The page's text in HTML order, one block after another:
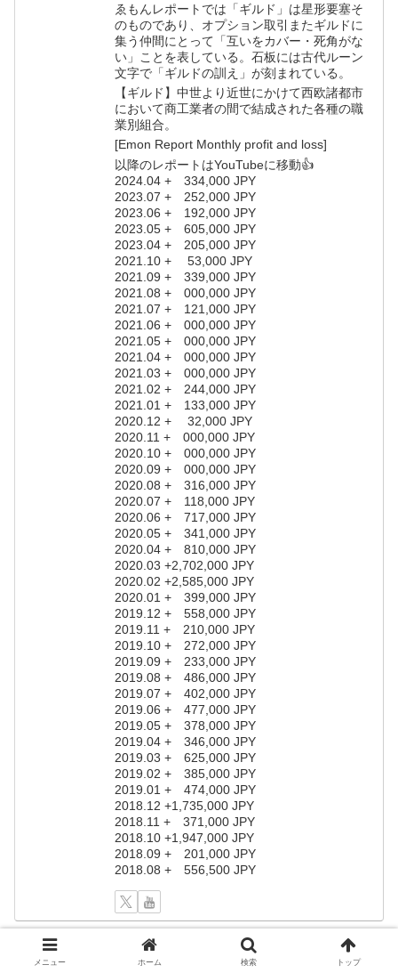
ゑもんレポートでは「ギルド」は星形要塞そ
のものであり、オプション取引またギルドに
集う仲間にとって「互いをカバー・死角がな
い」ことを表している。石板には古代ルーン
文字で「ギルドの訓え」が刻まれている。
【ギルド】中世より近世にかけて西欧諸都市
において商工業者の間で結成された各種の職
業別組合。
[Emon Report Monthly profit and loss]
以降のレポートはYouTubeに移動👍
2024.04 + 334,000 JPY
2023.07 + 252,000 JPY
2023.06 + 192,000 JPY
2023.05 + 605,000 JPY
2023.04 + 205,000 JPY
2021.10 + 53,000 JPY
2021.09 + 339,000 JPY
2021.08 + 000,000 JPY
2021.07 + 121,000 JPY
2021.06 + 000,000 JPY
2021.05 + 000,000 JPY
2021.04 + 000,000 JPY
2021.03 + 000,000 JPY
2021.02 + 244,000 JPY
2021.01 + 133,000 JPY
2020.12 + 32,000 JPY
2020.11 + 000,000 JPY
2020.10 + 000,000 JPY
2020.09 + 000,000 JPY
2020.08 + 316,000 JPY
2020.07 + 118,000 JPY
2020.06 + 717,000 JPY
2020.05 + 341,000 JPY
2020.04 + 810,000 JPY
2020.03 +2,702,000 JPY
2020.02 +2,585,000 JPY
2020.01 + 399,000 JPY
2019.12 + 558,000 JPY
2019.11 + 210,000 JPY
2019.10 + 272,000 JPY
2019.09 + 233,000 JPY
2019.08 + 486,000 JPY
2019.07 + 402,000 JPY
2019.06 + 477,000 JPY
2019.05 + 378,000 JPY
2019.04 + 346,000 JPY
2019.03 + 625,000 JPY
2019.02 + 385,000 JPY
2019.01 + 474,000 JPY
2018.12 +1,735,000 JPY
2018.11 + 371,000 JPY
2018.10 +1,947,000 JPY
2018.09 + 201,000 JPY
2018.08 + 556,500 JPY
メニュー ホーム 検索 トップ